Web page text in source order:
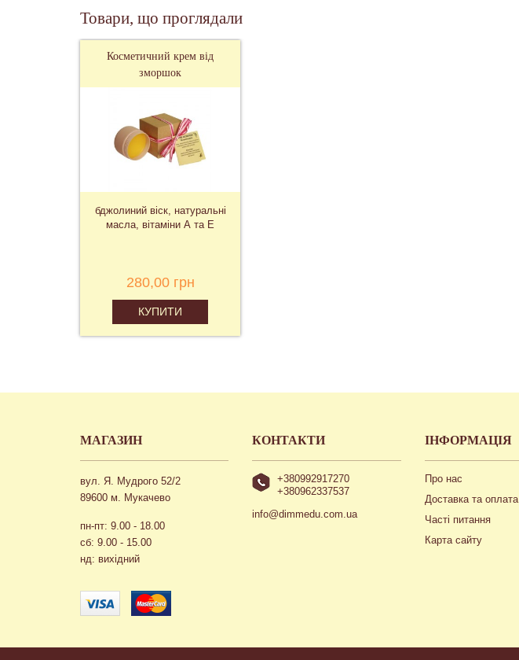
Товари, що проглядали
Косметичний крем від
зморшок
бджолиний віск, натуральні
масла, вітаміни А та Е
280,00 грн
КУПИТИ
МАГАЗИН
вул. Я. Мудрого 52/2
89600 м. Мукачево
пн-пт: 9.00 - 18.00
сб: 9.00 - 15.00
нд: вихідний
КОНТАКТИ
+380992917270
+380962337537
info@dimmedu.com.ua
ІНФОРМАЦІЯ
Про нас
Доставка та оплата
Часті питання
Карта сайту